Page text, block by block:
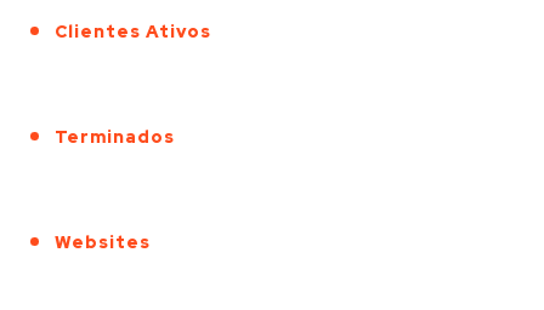
Clientes Ativos
Terminados
Websites